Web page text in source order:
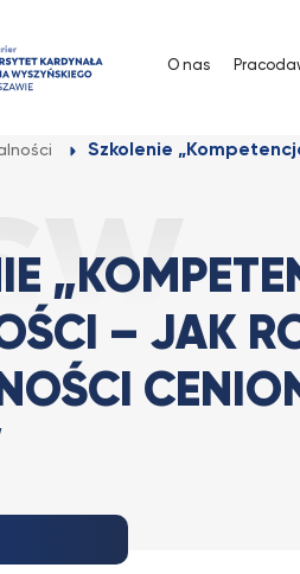
O nas
Szkolenie
– JAK